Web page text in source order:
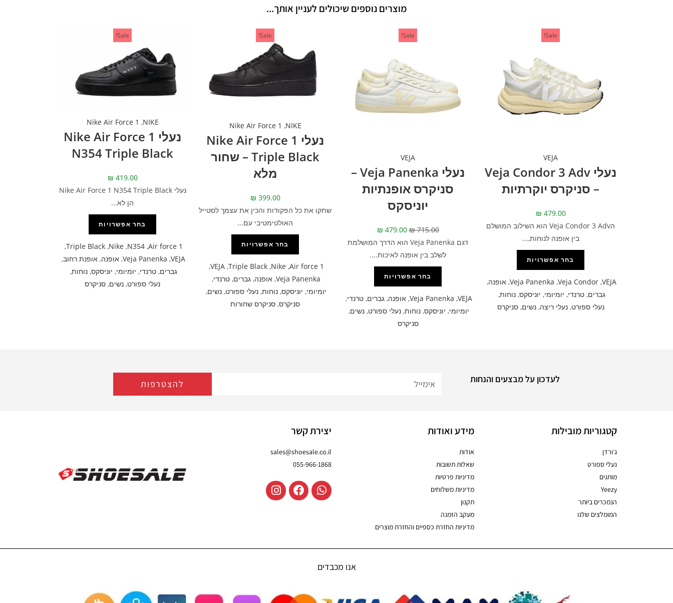
מוצרים נוספים שיכולים לעניין אותך...
Sale!
VEJA
נעלי Veja Condor 3 Adv
– סניקרס יוקרתיות
₪ 479.00
הVeja Condor 3 Adv הוא השילוב המושלם
בין אופנה לנוחות,...
בחר אפשרויות
VEJA
,
Veja Condor
,
Veja Panenka
, אופנה,
גברים,טרנדי, יומיומי, יוניסקס,נוחות,
נעלי ספורט,נעלי ריצה,נשים,סניקרס
Sale!
VEJA
נעלי Veja Panenka –
סניקרס אופנתיות
יוניסקס
₪715.00
₪ 479.00
דגם Veja Panenka הוא הדרך המושלמת
לשלב בין אופנה לאיכות....
בחר אפשרויות
VEJA
,
Veja Panenka
, אופנה, גברים, טרנדי,
יומיומי, יוניסקס, נוחות, נעלי ספורט, נשים,
סניקרס
Sale!
NIKE
,
Nike Air Force 1
נעלי Nike Air Force 1
Triple Black – שחור
מלא
₪ 399.00
שתקו את כל הפקודות והכין את עצמך לסטייל
האולטימטיבי עם...
בחר אפשרויות
Air force 1
,
Nike
,
Triple Black
,
VEJA
,
Veja Panenka
, אופנה, גברים, טרנדי,
יומיומי, יוניסקס, נוחות, נעלי ספורט, נשים,
סניקרס, סניקרס שחורות
Sale!
NIKE
,
Nike Air Force 1
נעלי Nike Air Force 1
N354 Triple Black
₪ 419.00
נעלי Nike Air Force 1 N354 Triple Black
הן לא...
בחר אפשרויות
Air force 1
,
N354
,
Nike
,
Triple Black
,
VEJA
,
Veja Panenka
, אופנה, אופנת רחוב,
גברים,טרנדי, יומיומי, יוניסקס,נוחות,
נעלי ספורט, נשים, סניקרס
לעדכון על מבצעים והנחות להצטרפות
קטגוריות מובילות
ג׳ורדן
נעלי ספורט
מותגים
Yeezy
הנמכרים ביותר
המומלצים שלנו
מידע ואודות
אודות
שאלות תשובות
מדיניות פרטיות
מדיניות משלוחים
תקנון
מעקב הזמנה
מדיניות החזרת כספיים והחזרת מוצרים
יצירת קשר
sales@shoesale.co.il
055-966-1868
אנו מכבדים